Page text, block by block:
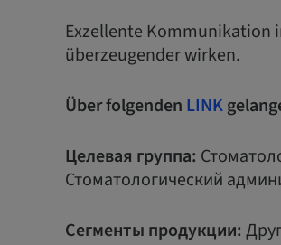
Exzellente Kommunikation
überzeugender wirken.
Über folgenden LINK
Целевая группа:
Стоматологический
Сегменты продукции: